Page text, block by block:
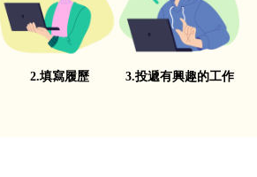
2.填寫履歷 3.投遞有興趣的工作